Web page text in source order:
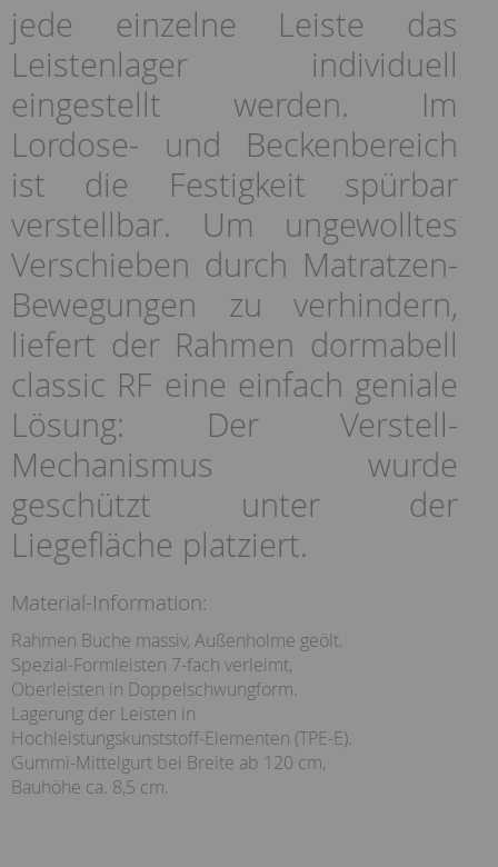
jede einzelne Leiste das
Leistenlager individuell
eingestellt werden. Im
Lordose- und Beckenbereich
ist die Festigkeit spürbar
verstellbar. Um ungewolltes
Verschieben durch Matratzen-
Bewegungen zu verhindern,
liefert der Rahmen dormabell
classic RF eine einfach geniale
Lösung: Der Verstell-
Mechanismus wurde
geschützt unter der
Liegefläche platziert.
Material-Information:
Rahmen Buche massiv, Außenholme geölt.
Spezial-Formleisten 7-fach verleimt,
Oberleisten in Doppelschwungform.
Lagerung der Leisten in
Hochleistungskunststoff-Elementen (TPE-E).
Gummi-Mittelgurt bei Breite ab 120 cm,
Bauhöhe ca. 8,5 cm.